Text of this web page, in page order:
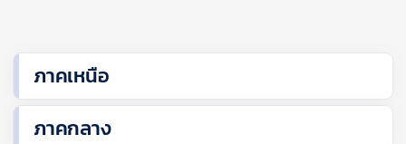
ภาคเหนือ
ภาคกลาง